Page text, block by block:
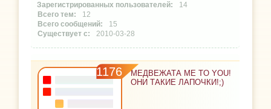
14
12
15
2010-03-28
1176
МЕДВЕЖАТА ME TO YOU!
ОНИ ТАКИЕ ЛАПОЧКИ!;)